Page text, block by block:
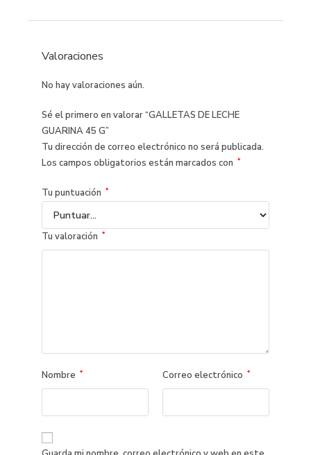
Valoraciones
No hay valoraciones aún.
Sé el primero en valorar “GALLETAS DE LECHE
GUARINA 45 G”
Tu dirección de correo electrónico no será publicada.
Los campos obligatorios están marcados con *
Tu puntuación *
Tu valoración *
Nombre * Correo electrónico *